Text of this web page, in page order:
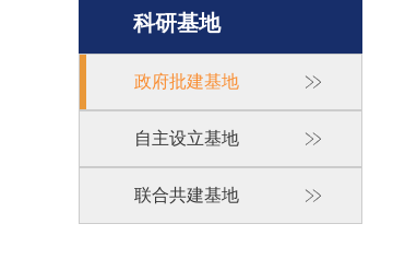
科研基地
政府批建基地
自主设立基地
联合共建基地